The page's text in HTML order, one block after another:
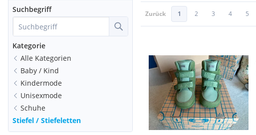
Suchbegriff
Kategorie
Alle Kategorien
Baby / Kind
Kindermode
Unisexmode
Schuhe
Stiefel / Stiefeletten
Zurück 1 2 3 4 5